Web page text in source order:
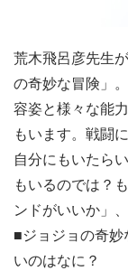
荒木飛呂彦先生
の奇妙な冒険」
容姿と様々な能
もいます。戦闘
自分にもいたら
もいるのでは？
ンドがいいか」
■ジョジョの奇
いのはなに？